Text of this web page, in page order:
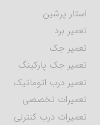
استار پرشین
تعمیر برد
تعمیر جک
تعمیر جک پارکینگ
تعمیر درب اتوماتیک
تعمیرات تخصصی
تعمیرات درب کنترلی